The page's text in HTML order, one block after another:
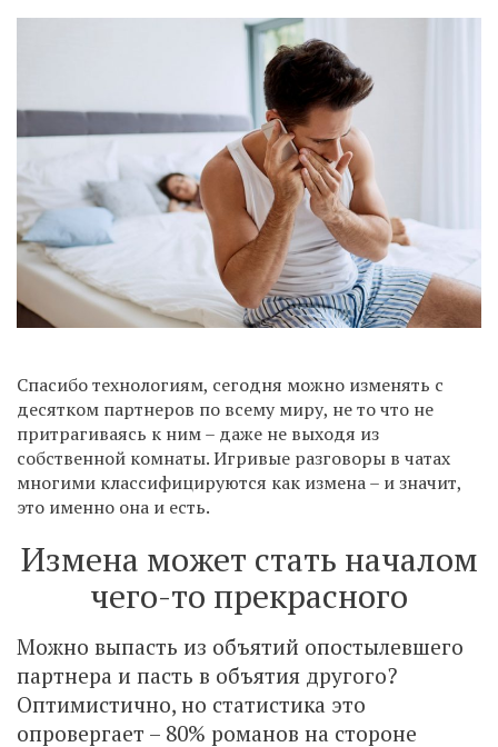
Спасибо технологиям, сегодня можно изменять с
десятком партнеров по всему миру, не то что не
притрагиваясь к ним – даже не выходя из
собственной комнаты. Игривые разговоры в чатах
многими классифицируются как измена – и значит,
это именно она и есть.
Измена может стать началом
чего-то прекрасного
Можно выпасть из объятий опостылевшего
партнера и пасть в объятия другого?
Оптимистично, но статистика это
опровергает – 80% романов на стороне